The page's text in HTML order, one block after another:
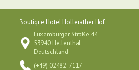
Boutique Hotel Hollerather Hof
Luxemburger Straße 44
53940 Hellenthal
Deutschland
(+49) 02482-7117